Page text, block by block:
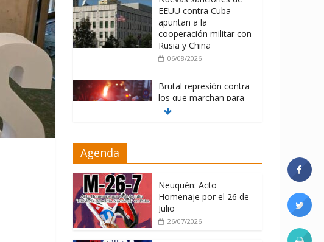
EEUU contra Cuba
apuntan a la
cooperación militar con
Rusia y China
06/08/2026
Brutal represión contra
los que marchan para
que no se venda la
La ONU condena
contra Cuba
06/08/2026
Agenda
Neuquén: Acto
Homenaje por el 26 de
Julio
26/07/2026